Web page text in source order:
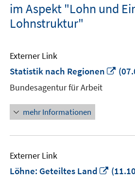
im Aspekt "Lohn und
Lohnstruktur"
Externer Link
Statistik nach Regionen
In
Bundesagentur für Arbeit
mehr Informationen
Externer Link
Löhne: Geteiltes Land
In